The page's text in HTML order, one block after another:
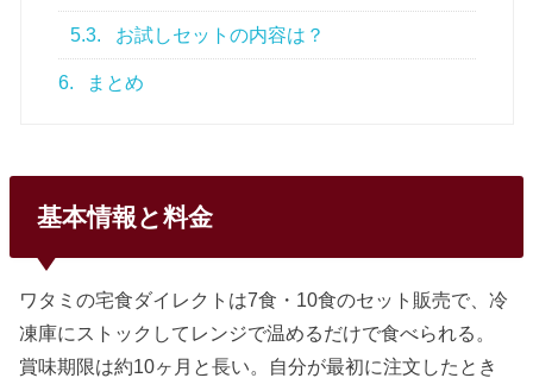
5.3. お試しセットの内容は？
6. まとめ
基本情報と料金
ワタミの宅食ダイレクトは7食・10食のセット販売で、冷
凍庫にストックしてレンジで温めるだけで食べられる。
賞味期限は約10ヶ月と長い。自分が最初に注文したとき